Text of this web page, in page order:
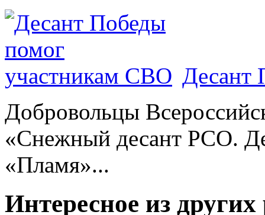
Десант
Добровольцы
«Снежный десант РСО.
«Пламя»...
Интересное из